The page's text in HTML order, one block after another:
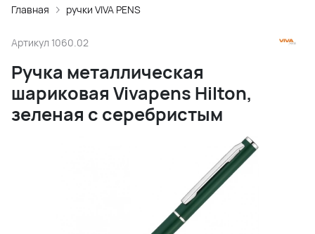
Главная ручки VIVA PENS
Артикул 1060.02
Ручка металлическая
шариковая Vivapens Hilton,
зеленая с серебристым